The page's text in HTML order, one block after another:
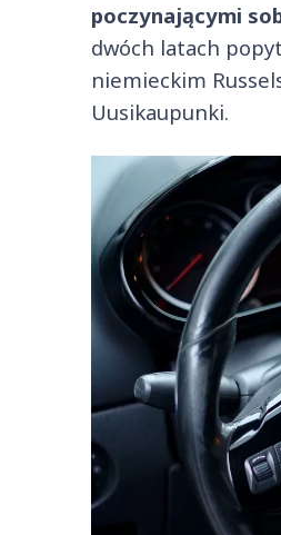
poczynającymi
dwóch latach
niemieckim
Uusikaupunki.